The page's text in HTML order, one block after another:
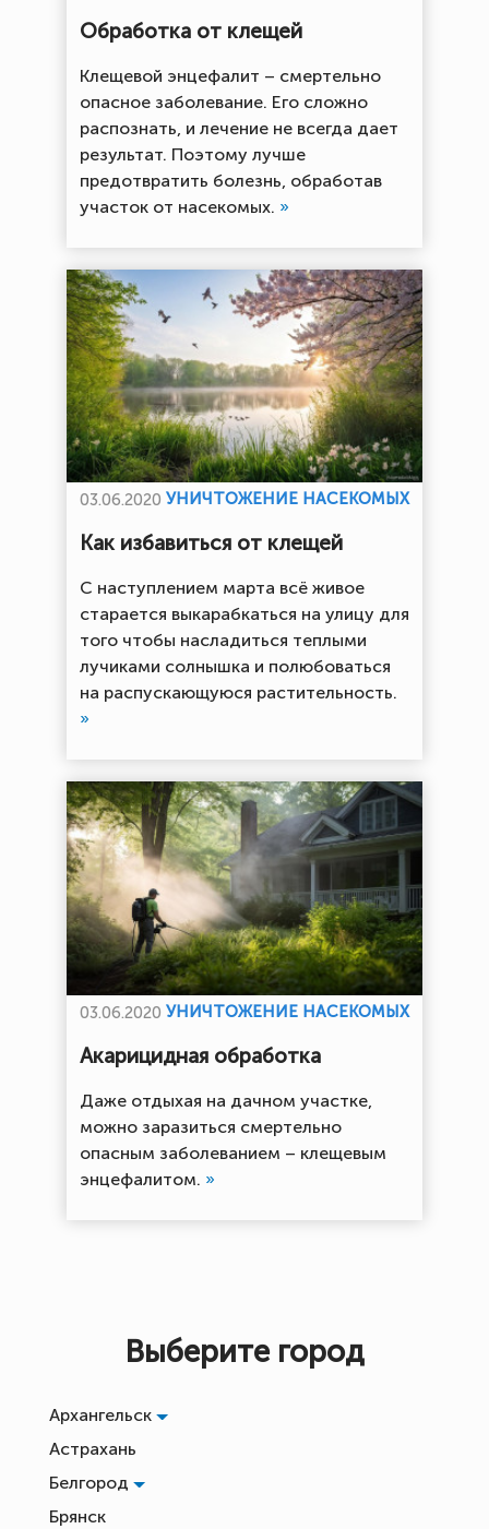
Обработка от клещей
Клещевой энцефалит – смертельно
опасное заболевание. Его сложно
распознать, и лечение не всегда дает
результат. Поэтому лучше
предотвратить болезнь, обработав
участок от насекомых. »
03.06.2020 УНИЧТОЖЕНИЕ НАСЕКОМЫХ
Как избавиться от клещей
С наступлением марта всё живое
старается выкарабкаться на улицу для
того чтобы насладиться теплыми
лучиками солнышка и полюбоваться
на распускающуюся растительность.
»
03.06.2020 УНИЧТОЖЕНИЕ НАСЕКОМЫХ
Акарицидная обработка
Даже отдыхая на дачном участке,
можно заразиться смертельно
опасным заболеванием – клещевым
энцефалитом. »
Выберите город
Архангельск
Астрахань
Белгород
Брянск